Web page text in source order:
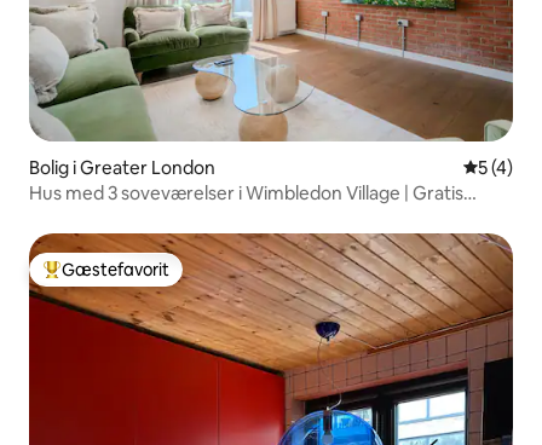
Bolig i Greater London 5 ud af 5
5 (4)
Hus med 3 soveværelser i Wimbledon Village | Gratis
Bedste gæstefavorit
Gæstefavorit